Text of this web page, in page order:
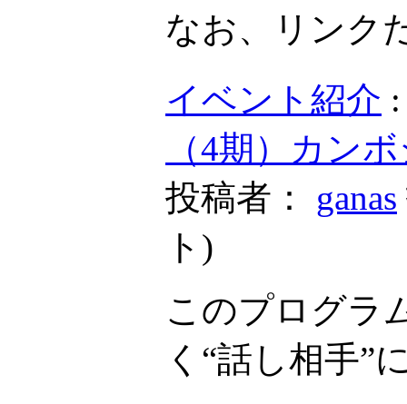
なお、リンク
イベント紹介
（4期）カン
投稿者： ganas
ト )
このプログラ
く“話し相手”